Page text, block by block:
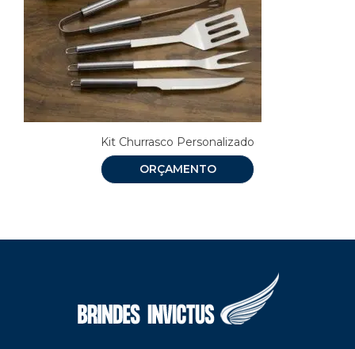
Kit Churrasco Personalizado
ORÇAMENTO